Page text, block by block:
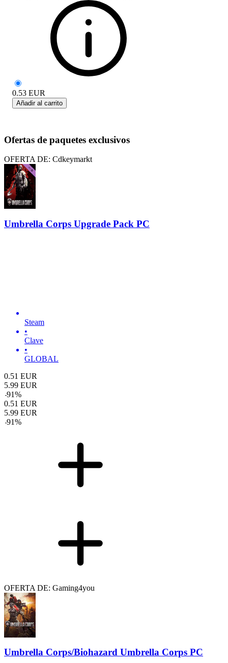
0.53 EUR
Añadir al carrito
Ofertas de paquetes exclusivos
OFERTA DE: Cdkeymarkt
Umbrella Corps Upgrade Pack PC
Steam
•
Clave
•
GLOBAL
0.51 EUR
5.99 EUR
-91%
0.51 EUR
5.99 EUR
-91%
OFERTA DE: Gaming4you
Umbrella Corps/Biohazard Umbrella Corps PC